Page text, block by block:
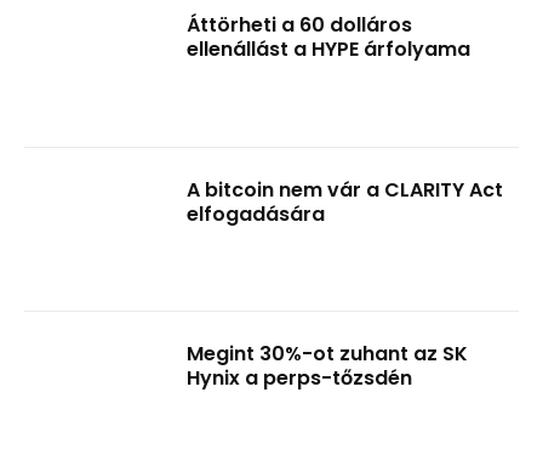
Áttörheti a 60 dolláros
ellenállást a HYPE árfolyama
A bitcoin nem vár a CLARITY Act
elfogadására
Megint 30%-ot zuhant az SK
Hynix a perps-tőzsdén